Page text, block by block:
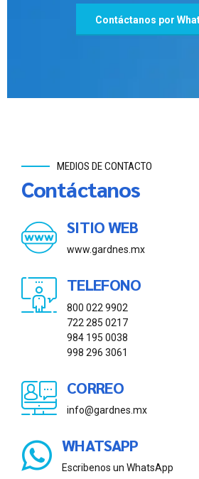
Contáctanos por
MEDIOS DE CONTACTO
Contáctanos
SITIO WEB
www.gardnes.mx
TELEFONO
800 022 9902
722 285 0217
984 195 0038
998 296 3061
CORREO
info@gardnes.mx
WHATSAPP
Escribenos un WhatsApp